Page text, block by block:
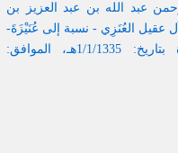
عبد الله بن عبد العزيز بن
عقيل العُنَزِي - نسبة إلى عُنَيْزَةَ-
وُلد -حفظه الله- في عنيزة بتاريخ: 1/1/1335هـ، الموافق: